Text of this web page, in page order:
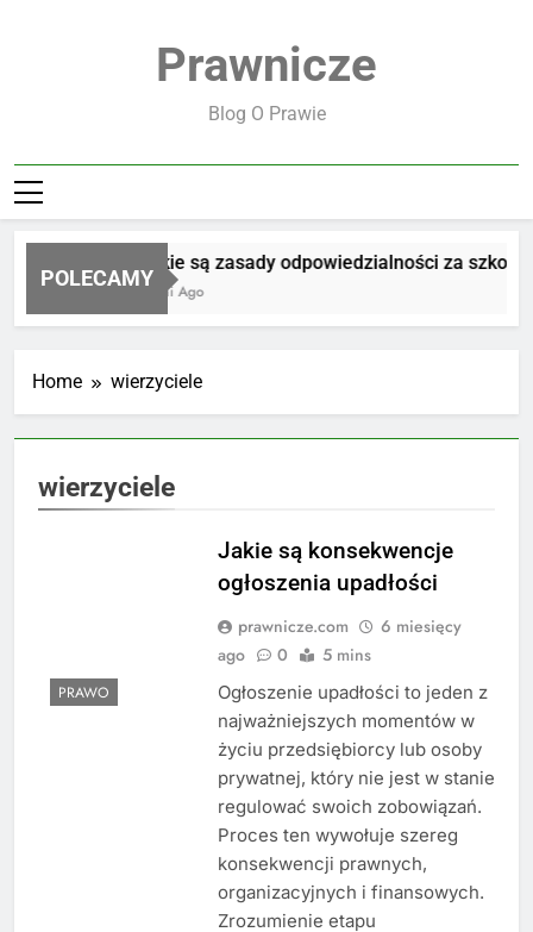
Prawnicze
Blog O Prawie
POLECAMY
Jakie są zasady odpowiedzialności za szkodę
2 Dni Ago
Home wierzyciele
wierzyciele
PRAWO
Jakie są konsekwencje
ogłoszenia upadłości
prawnicze.com
6 miesięcy
ago
0 5 mins
Ogłoszenie upadłości to jeden z
najważniejszych momentów w
życiu przedsiębiorcy lub osoby
prywatnej, który nie jest w stanie
regulować swoich zobowiązań.
Proces ten wywołuje szereg
konsekwencji prawnych,
organizacyjnych i finansowych.
Zrozumienie etapu